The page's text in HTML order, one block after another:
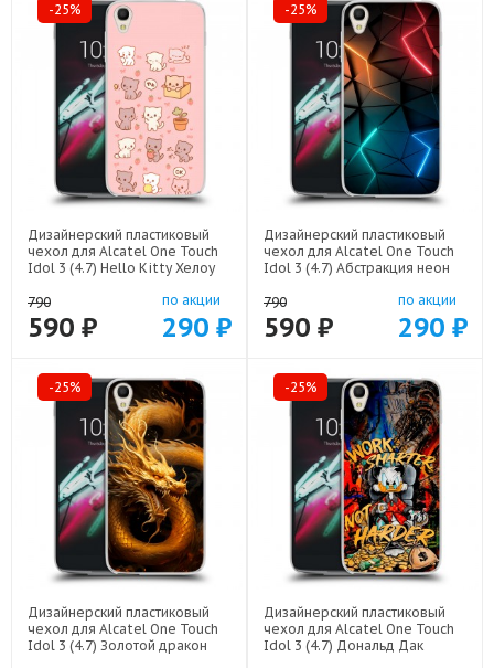
-25%
Дизайнерский пластиковый
чехол для Alcatel One Touch
Idol 3 (4.7) Hello Kitty Хелоу
790
590 ₽
по акции
290 ₽
-25%
Дизайнерский пластиковый
чехол для Alcatel One Touch
Idol 3 (4.7) Абстракция неон
790
590 ₽
по акции
290 ₽
-25%
Дизайнерский пластиковый
чехол для Alcatel One Touch
Idol 3 (4.7) Золотой дракон
-25%
Дизайнерский пластиковый
чехол для Alcatel One Touch
Idol 3 (4.7) Дональд Дак